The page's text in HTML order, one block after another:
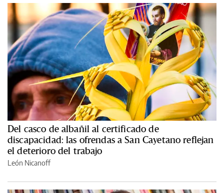
Del casco de albañil al certificado de
discapacidad: las ofrendas a San Cayetano reflejan
el deterioro del trabajo
León Nicanoff